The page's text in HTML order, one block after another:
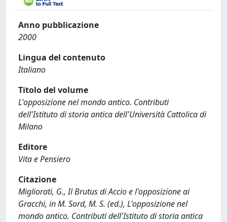
Anno pubblicazione
2000
Lingua del contenuto
Italiano
Titolo del volume
L'opposizione nel mondo antico. Contributi
dell'Istituto di storia antica dell'Università Cattolica di
Milano
Editore
Vita e Pensiero
Citazione
Migliorati, G., Il Brutus di Accio e l'opposizione ai
Gracchi, in M. Sord, M. S. (ed.), L'opposizione nel
mondo antico. Contributi dell'Istituto di storia antica